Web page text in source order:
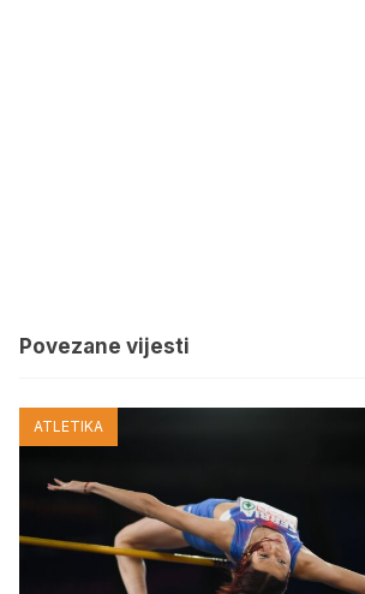
Povezane vijesti
ATLETIKA